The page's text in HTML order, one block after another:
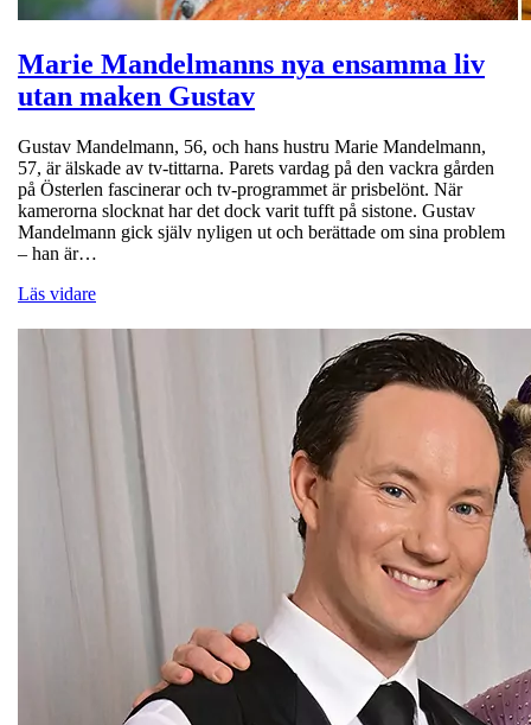
Marie Mandelmanns nya ensamma liv
utan maken Gustav
Gustav Mandelmann, 56, och hans hustru Marie Mandelmann,
57, är älskade av tv-tittarna. Parets vardag på den vackra gården
på Österlen fascinerar och tv-programmet är prisbelönt. När
kamerorna slocknat har det dock varit tufft på sistone. Gustav
Mandelmann gick själv nyligen ut och berättade om sina problem
– han är…
Läs vidare